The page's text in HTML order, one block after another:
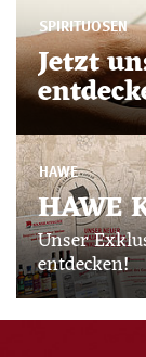
SPIRITUOSEN
Jetzt
HAWE
HAWE
Unser
entdecken!